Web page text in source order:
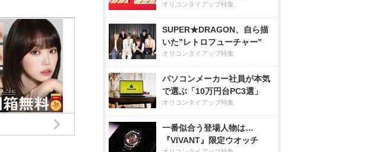
オリコンタイアップ特集
SUPER★DRAGON、自ら描
いた”レトロフューチャー”
オリコンタイアップ特集
パソコンメーカー社員が本気
で選ぶ「10万円台PC3選」
オリコンタイアップ特集
一番似合う登場人物は…
『VIVANT』限定ウオッチ